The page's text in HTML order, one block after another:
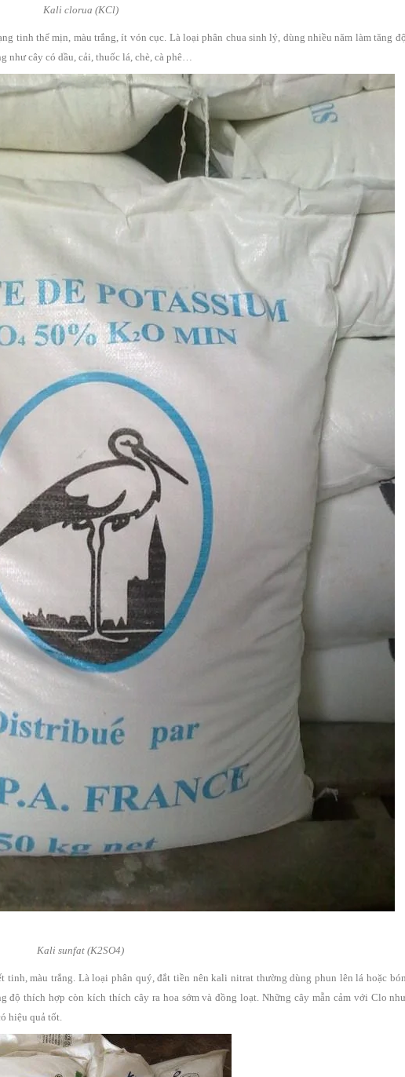
Kali clorua (KCl)
tinh thể mịn, màu trắng, ít vón cục. Là loại phân chua sinh lý, dùng nhiều năm làm tăng độ
cây có dầu, cải, thuốc lá, chè, cà phê…
Kali sunfat (K2SO4)
tinh, màu trắng. Là loại phân quý, đắt tiền nên kali nitrat thường dùng phun lên lá hoặc bón
độ thích hợp còn kích thích cây ra hoa sớm và đồng loạt. Những cây mẫn cảm với Clo
hiệu quả tốt.